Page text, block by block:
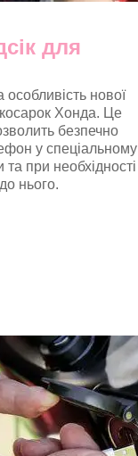
для
особливість нової
Хонда. Це
безпечно
у спеціальному
та при необхідності
нього.